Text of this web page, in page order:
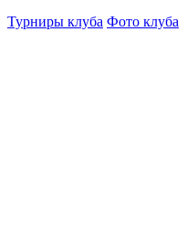
Турниры клуба Фото клуба